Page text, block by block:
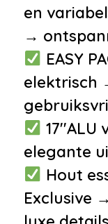
•Start/
Veiligheid
•Anti
•
Braking
•
•Isofix
kinderzitjes
en
→
EASY
elektrisch
elegante
Hout
Exclusive